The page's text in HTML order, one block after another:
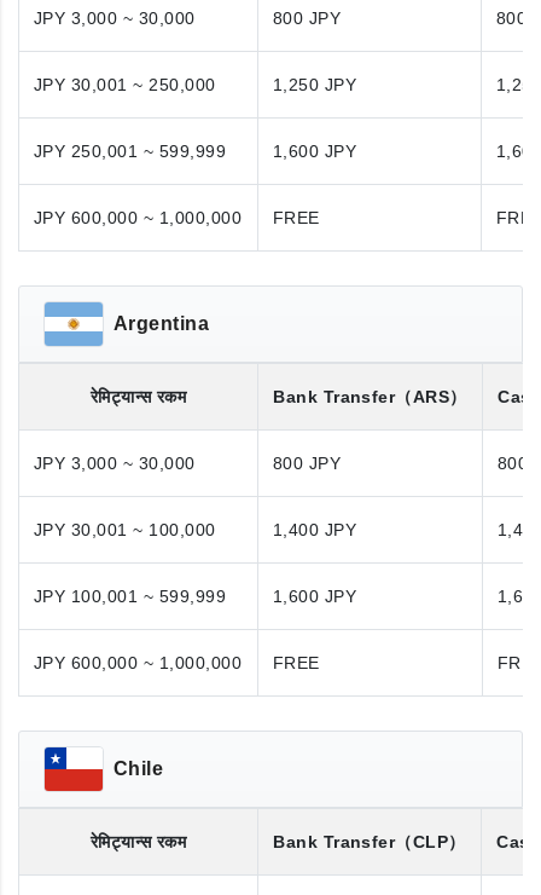
JPY 3,000 ~ 30,000 800 JPY 800
JPY 30,001 ~ 250,000 1,250 JPY
JPY 250,001 ~ 599,999 1,600 JPY
JPY 600,000 ~ 1,000,000 FREE
Argentina
रेमिट्यान्स रकम Bank Transfer（ARS）
JPY 3,000 ~ 30,000 800 JPY 800
JPY 30,001 ~ 100,000 1,400 JPY
JPY 100,001 ~ 599,999 1,600 JPY
JPY 600,000 ~ 1,000,000 FREE
Chile
रेमिट्यान्स रकम Bank Transfer（CLP）